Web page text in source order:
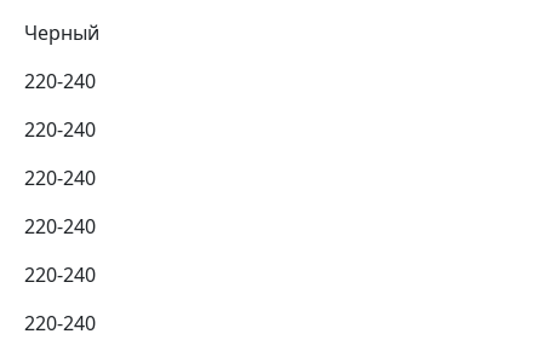
Черный
220-240
220-240
220-240
220-240
220-240
220-240